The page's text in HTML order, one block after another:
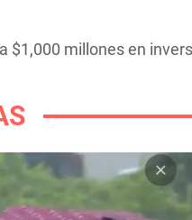
$1,000 millones en